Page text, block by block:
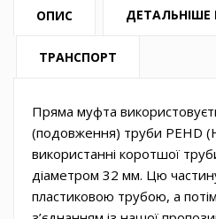
ОПИС ДЕТАЛЬНІШЕ
ТРАНСПОРТ
Пряма муфта
(подовження) труби PEHD
використанні коротшої
діаметром 32 мм. Цю
пластиковою трубою, а